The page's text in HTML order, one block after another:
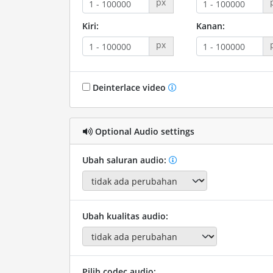
px
Kiri:
px
Kanan:
Deinterlace video
Optional Audio settings
Ubah saluran audio:
Ubah kualitas audio: